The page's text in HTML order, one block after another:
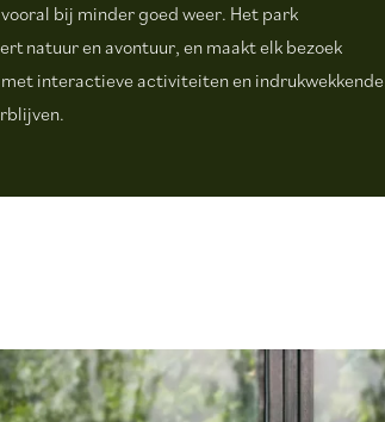
bij minder goed weer. Het park
natuur en avontuur, en maakt elk bezoek
interactieve activiteiten en indrukwekkende